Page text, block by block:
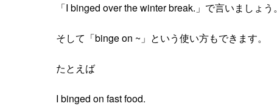
「I binged over the winter break.」で言いましょう。
そして「binge on ~」という使い方もできます。
たとえば
I binged on fast food.